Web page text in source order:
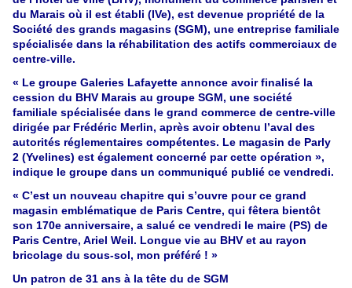
du Marais où il est établi (IVe), est devenue propriété de la
Société des grands magasins (SGM), une entreprise familiale
spécialisée dans la réhabilitation des actifs commerciaux de
centre-ville.
« Le groupe Galeries Lafayette annonce avoir finalisé la
cession du BHV Marais au groupe SGM, une société
familiale spécialisée dans le grand commerce de centre-ville
dirigée par Frédéric Merlin, après avoir obtenu l’aval des
autorités réglementaires compétentes. Le magasin de Parly
2 (Yvelines) est également concerné par cette opération »,
indique le groupe dans un communiqué publié ce vendredi.
« C’est un nouveau chapitre qui s’ouvre pour ce grand
magasin emblématique de Paris Centre, qui fêtera bientôt
son 170e anniversaire, a salué ce vendredi le maire (PS) de
Paris Centre, Ariel Weil. Longue vie au BHV et au rayon
bricolage du sous-sol, mon préféré ! »
Un patron de 31 ans à la tête du de SGM